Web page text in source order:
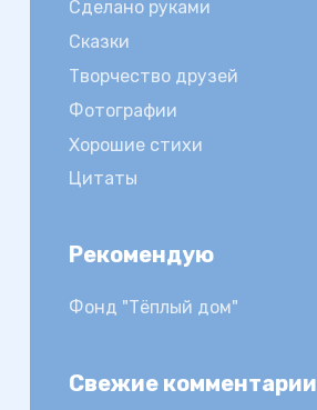
Сделано руками
Сказки
Творчество друзей
Фотографии
Хорошие стихи
Цитаты
Рекомендую
Фонд "Тёплый дом"
Свежие комментарии